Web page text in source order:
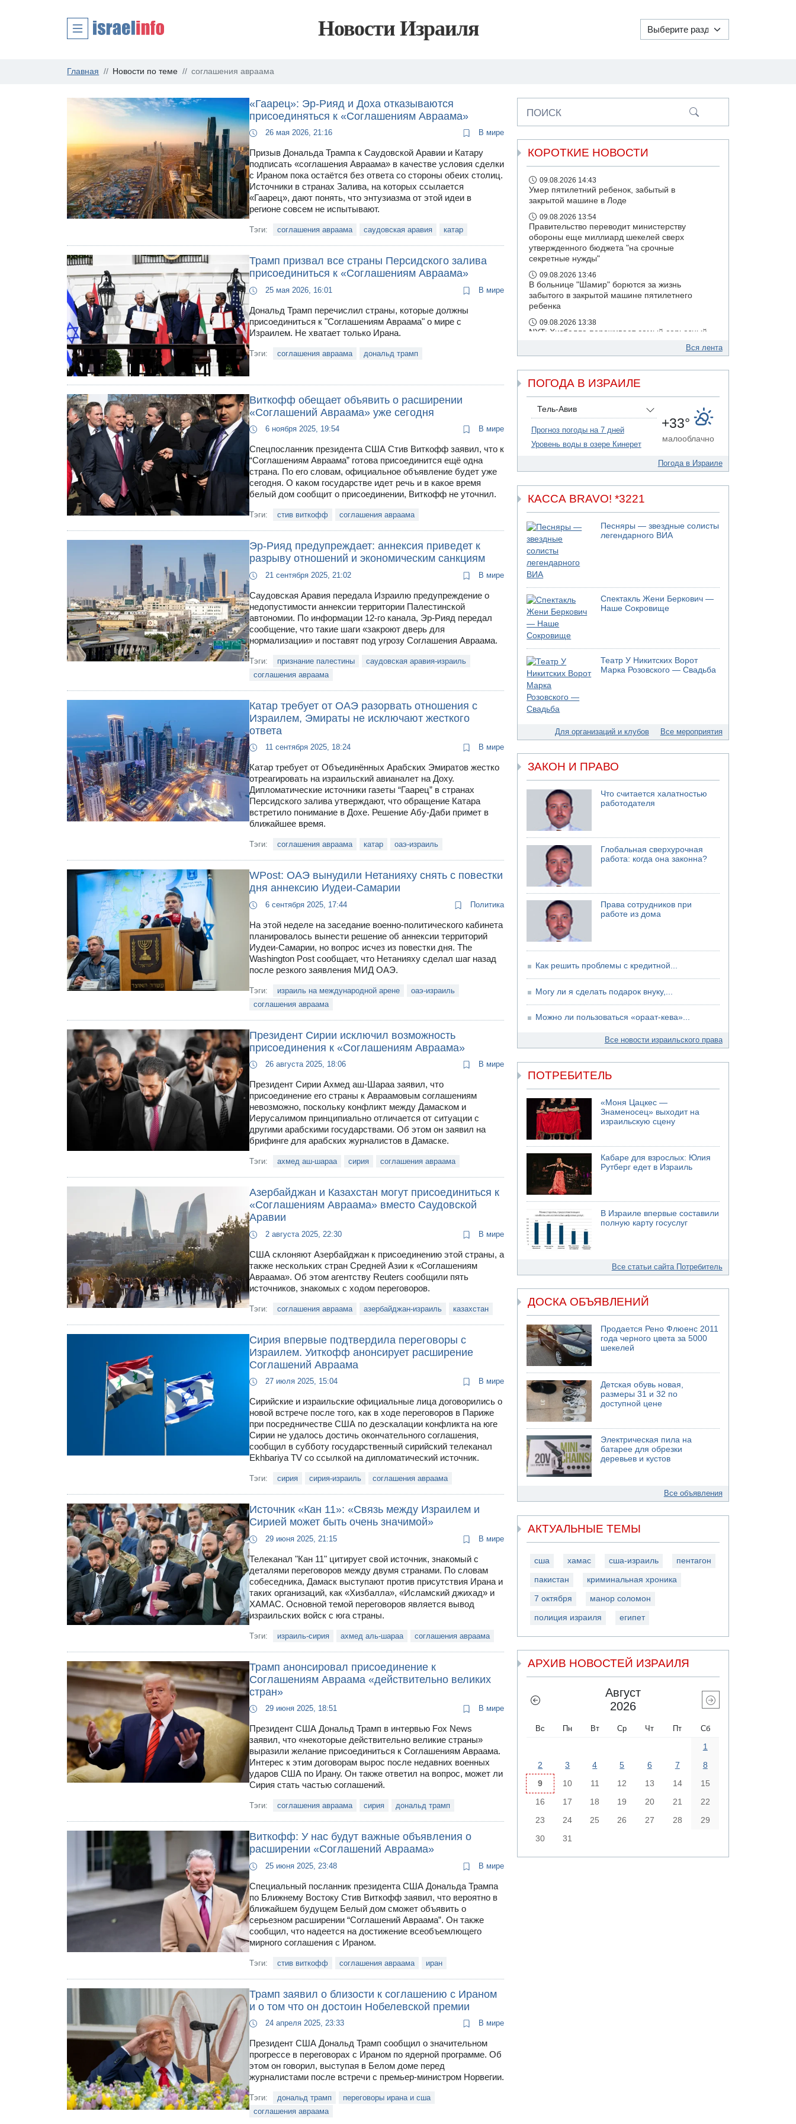
Новости Израиля
Главная Новости по теме соглашения авраама
«Гаарец»: Эр-Рияд и Доха отказываются
присоединяться к «Соглашениям Авраама»
26 мая 2026, 21:16 В мире
Призыв Дональда Трампа к Саудовской Аравии и Катару
подписать «соглашения Авраама» в качестве условия сделки
с Ираном пока остаётся без ответа со стороны обеих столиц.
Источники в странах Залива, на которых ссылается
«Гаарец», дают понять, что энтузиазма от этой идеи в
регионе совсем не испытывают.
Тэги: соглашения авраама саудовская аравия катар
Трамп призвал все страны Персидского залива
присоединиться к «Соглашениям Авраама»
25 мая 2026, 16:01 В мире
Дональд Трамп перечислил страны, которые должны
присоединиться к "Соглашениям Авраама" о мире с
Израилем. Не хватает только Ирана.
Тэги: соглашения авраама дональд трамп
Виткофф обещает объявить о расширении
«Соглашений Авраама» уже сегодня
6 ноября 2025, 19:54 В мире
Спецпосланник президента США Стив Виткофф заявил, что к
“Соглашениям Авраама” готова присоединится ещё одна
страна. По его словам, официальное объявление будет уже
сегодня. О каком государстве идет речь и в какое время
белый дом сообщит о присоединении, Виткофф не уточнил.
Тэги: стив виткофф соглашения авраама
Эр-Рияд предупреждает: аннексия приведет к
разрыву отношений и экономическим санкциям
21 сентября 2025, 21:02 В мире
Саудовская Аравия передала Израилю предупреждение о
недопустимости аннексии территории Палестинской
автономии. По информации 12-го канала, Эр-Рияд передал
сообщение, что такие шаги «закроют дверь для
нормализации» и поставят под угрозу Соглашения Авраама.
Тэги: признание палестины
саудовская аравия-израиль
соглашения авраама
Катар требует от ОАЭ разорвать отношения с
Израилем, Эмираты не исключают жесткого
ответа
11 сентября 2025, 18:24 В мире
Катар требует от Объединённых Арабских Эмиратов жестко
отреагировать на израильский авианалет на Доху.
Дипломатические источники газеты “Гаарец” в странах
Персидского залива утверждают, что обращение Катара
встретило понимание в Дохе. Решение Абу-Даби примет в
ближайшее время.
Тэги: соглашения авраама катар оаэ-израиль
WPost: ОАЭ вынудили Нетанияху снять с повестки
дня аннексию Иудеи-Самарии
6 сентября 2025, 17:44 Политика
На этой неделе на заседание военно-политического кабинета
планировалось вынести решение об аннексии территорий
Иудеи-Самарии, но вопрос исчез из повестки дня. The
Washington Post сообщает, что Нетанияху сделал шаг назад
после резкого заявления МИД ОАЭ.
Тэги: израиль на международной арене
оаэ-израиль
соглашения авраама
Президент Сирии исключил возможность
присоединения к «Соглашениям Авраама»
26 августа 2025, 18:06 В мире
Президент Сирии Ахмед аш-Шараа заявил, что
присоединение его страны к Авраамовым соглашениям
невозможно, поскольку конфликт между Дамаском и
Иерусалимом принципиально отличается от ситуации с
другими арабскими государствами. Об этом он заявил на
брифинге для арабских журналистов в Дамаске.
Тэги: ахмед аш-шараа сирия соглашения авраама
Азербайджан и Казахстан могут присоединиться к
«Соглашениям Авраама» вместо Саудовской
Аравии
2 августа 2025, 22:30 В мире
США склоняют Азербайджан к присоединению этой страны, а
также нескольких стран Средней Азии к «Соглашениям
Авраама». Об этом агентству Reuters сообщили пять
источников, знакомых с ходом переговоров.
Тэги: соглашения авраама азербайджан-израиль казахстан
Сирия впервые подтвердила переговоры с
Израилем. Уиткофф анонсирует расширение
Соглашений Авраама
27 июля 2025, 15:04 В мире
Сирийские и израильские официальные лица договорились о
новой встрече после того, как в ходе переговоров в Париже
при посредничестве США по деэскалации конфликта на юге
Сирии не удалось достичь окончательного соглашения,
сообщил в субботу государственный сирийский телеканал
Ekhbariya TV со ссылкой на дипломатический источник.
Тэги: сирия сирия-израиль соглашения авраама
Источник «Кан 11»: «Связь между Израилем и
Сирией может быть очень значимой»
29 июня 2025, 21:15 В мире
Телеканал "Кан 11" цитирует свой источник, знакомый с
деталями переговоров между двумя странами. По словам
собеседника, Дамаск выступают против присутствия Ирана и
таких организаций, как «Хизбалла», «Исламский джихад» и
ХАМАС. Основной темой переговоров является вывод
израильских войск с юга страны.
Тэги: израиль-сирия ахмед аль-шараа соглашения авраама
Трамп анонсировал присоединение к
Соглашениям Авраама «действительно великих
стран»
29 июня 2025, 18:51 В мире
Президент США Дональд Трамп в интервью Fox News
заявил, что «некоторые действительно великие страны»
выразили желание присоединиться к Соглашениям Авраама.
Интерес к этим договорам вырос после недавних военных
ударов США по Ирану. Он также ответил на вопрос, может ли
Сирия стать частью соглашений.
Тэги: соглашения авраама сирия дональд трамп
Виткофф: У нас будут важные объявления о
расширении «Соглашений Авраама»
25 июня 2025, 23:48 В мире
Специальный посланник президента США Дональда Трампа
по Ближнему Востоку Стив Виткофф заявил, что вероятно в
ближайшем будущем Белый дом сможет объявить о
серьезном расширении “Соглашений Авраама”. Он также
сообщил, что надеется на достижение всеобъемлющего
мирного соглашения с Ираном.
Тэги: стив виткофф соглашения авраама иран
Трамп заявил о близости к соглашению с Ираном
и о том что он достоин Нобелевской премии
24 апреля 2025, 23:33 В мире
Президент США Дональд Трамп сообщил о значительном
прогрессе в переговорах с Ираном по ядерной программе. Об
этом он говорил, выступая в Белом доме перед
журналистами после встречи с премьер-министром Норвегии.
Тэги: дональд трамп
переговоры ирана и сша
соглашения авраама
ПОИСК
КОРОТКИЕ НОВОСТИ
09.08.2026 14:43
Умер пятилетний ребенок, забытый в
закрытой машине в Лоде
09.08.2026 13:54
Правительство переводит министерству
обороны еще миллиард шекелей сверх
утвержденного бюджета "на срочные
секретные нужды"
09.08.2026 13:46
В больнице "Шамир" борются за жизнь
забытого в закрытой машине пятилетнего
ребенка
09.08.2026 13:38
NYT: Хизбалла переживает самый серьезный
Трагедия в Мексике: четырехлетний
израильский ребенок утонул, упав в бассейн
09.08.2026 08:30
Авиакомпания Air Canada вновь отсрочила
возвращение в Израиль
Вся лента
ПОГОДА В ИЗРАИЛЕ
Тель-Авив
Прогноз погоды на 7 дней
Уровень воды в озере Кинерет
+33°
малооблачно
Погода в Израиле
КАССА BRAVO! *3221
Песняры — звездные солисты
легендарного ВИА
Спектакль Жени Беркович —
Наше Сокровище
Театр У Никитских Ворот
Марка Розовского — Свадьба
Для организаций и клубов Все мероприятия
ЗАКОН И ПРАВО
Что считается халатностью
работодателя
Глобальная сверхурочная
работа: когда она законна?
Права сотрудников при
работе из дома
Как решить проблемы с кредитной...
Могу ли я сделать подарок внуку,...
Можно ли пользоваться «ораат-кева»...
Все новости израильского права
ПОТРЕБИТЕЛЬ
«Моня Цацкес —
Знаменосец» выходит на
израильскую сцену
Кабаре для взрослых: Юлия
Рутберг едет в Израиль
В Израиле впервые составили
полную карту госуслуг
Все статьи сайта Потребитель
ДОСКА ОБЪЯВЛЕНИЙ
Продается Рено Флюенс 2011
года черного цвета за 5000
шекелей
Детская обувь новая,
размеры 31 и 32 по
доступной цене
Электрическая пила на
батарее для обрезки
деревьев и кустов
Все объявления
АКТУАЛЬНЫЕ ТЕМЫ
сша хамас сша-израиль пентагон
пакистан криминальная хроника
7 октября манор соломон
полиция израиля египет
АРХИВ НОВОСТЕЙ ИЗРАИЛЯ
Август
2026
Вс Пн Вт Ср Чт Пт Сб
1
2
3 4 5 6 7
8
9
10 11 12 13 14
15
16
17 18 19 20 21
22
23
24 25 26 27 28
29
30
31